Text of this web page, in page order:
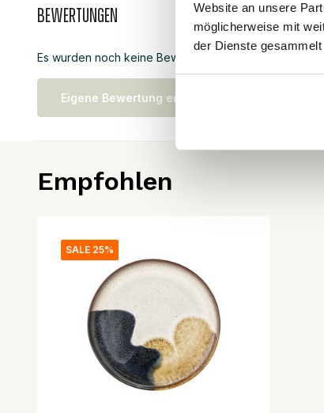
Website an unsere
möglicherweise mit
der Dienste gesammelt
Bewertungen
Es wurden noch keine Bewertungen für dieses
Eigene Bewertung erstellen
Empfohlen
SALE 25%